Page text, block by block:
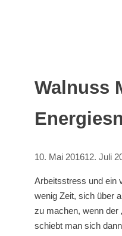
Walnuss
10. Mai 201612. Juli
Arbeitsstress und ein
wenig Zeit, sich über
zu machen, wenn der
schiebt man sich